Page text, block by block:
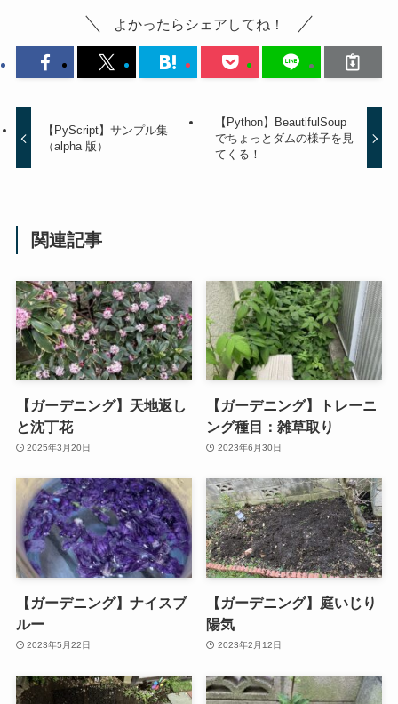
よかったらシェアしてね！
【PyScript】サンプル集
（alpha 版）
【Python】BeautifulSoup
でちょっとダムの様子を見
てくる！
関連記事
【ガーデニング】天地返し
と沈丁花
2025年3月20日
【ガーデニング】トレーニ
ング種目：雑草取り
2023年6月30日
【ガーデニング】ナイスブ
ルー
2023年5月22日
【ガーデニング】庭いじり
陽気
2023年2月12日